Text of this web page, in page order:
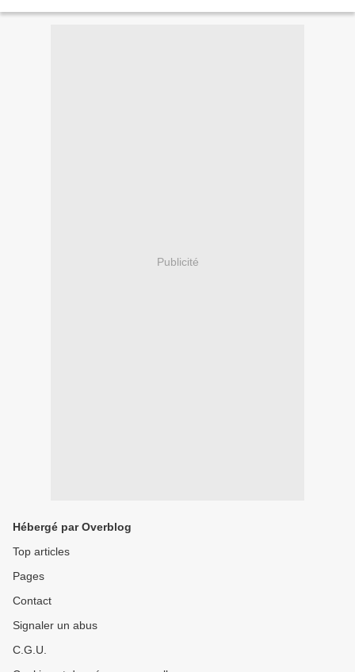
Publicité
Hébergé par Overblog
Top articles
Pages
Contact
Signaler un abus
C.G.U.